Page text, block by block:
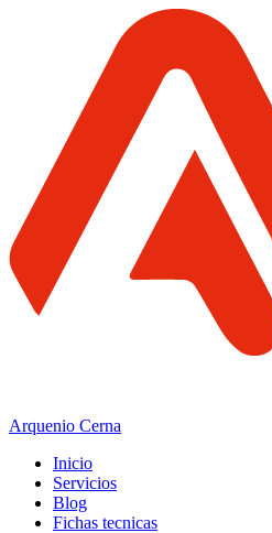
Arquenio Cerna
Inicio
Servicios
Blog
Fichas tecnicas